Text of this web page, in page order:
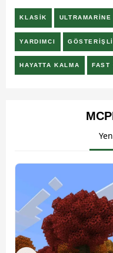
KLASİK ULTRAMARINE
YARDIMCI GÖSTERİŞLİ
HAYATTA KALMA FAST